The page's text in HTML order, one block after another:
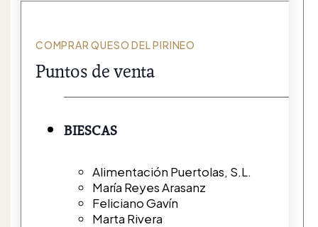
COMPRAR QUESO DEL PIRINEO
Puntos de venta
BIESCAS
Alimentación Puertolas, S.L.
María Reyes Arasanz
Feliciano Gavín
Marta Rivera